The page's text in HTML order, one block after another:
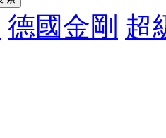
德國金剛 超